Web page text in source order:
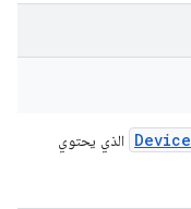
Device
الذي يحتوي